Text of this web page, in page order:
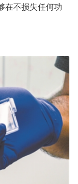
在不损失任何功